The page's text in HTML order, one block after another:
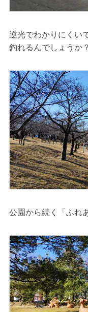
逆光でわかりにくい
釣れるんでしょうか？
公園から続く「ふれ